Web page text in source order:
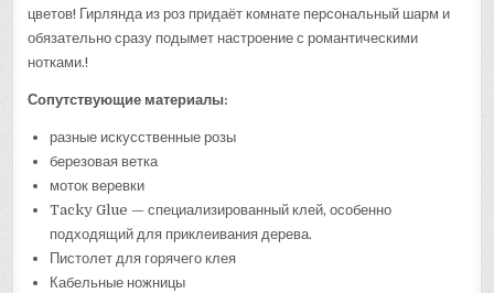
цветов! Гирлянда из роз придаёт комнате персональный шарм и
обязательно сразу подымет настроение с романтическими
нотками.!
Сопутствующие материалы:
разные искусственные розы
березовая ветка
моток веревки
Tacky Glue — специализированный клей, особенно
подходящий для приклеивания дерева.
Пистолет для горячего клея
Кабельные ножницы